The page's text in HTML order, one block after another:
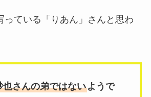
っている「りあん」さんと思わ
也さんの弟ではないようで